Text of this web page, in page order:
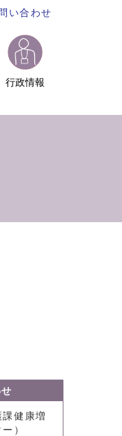
い合わせ
行政情報
健康増
）